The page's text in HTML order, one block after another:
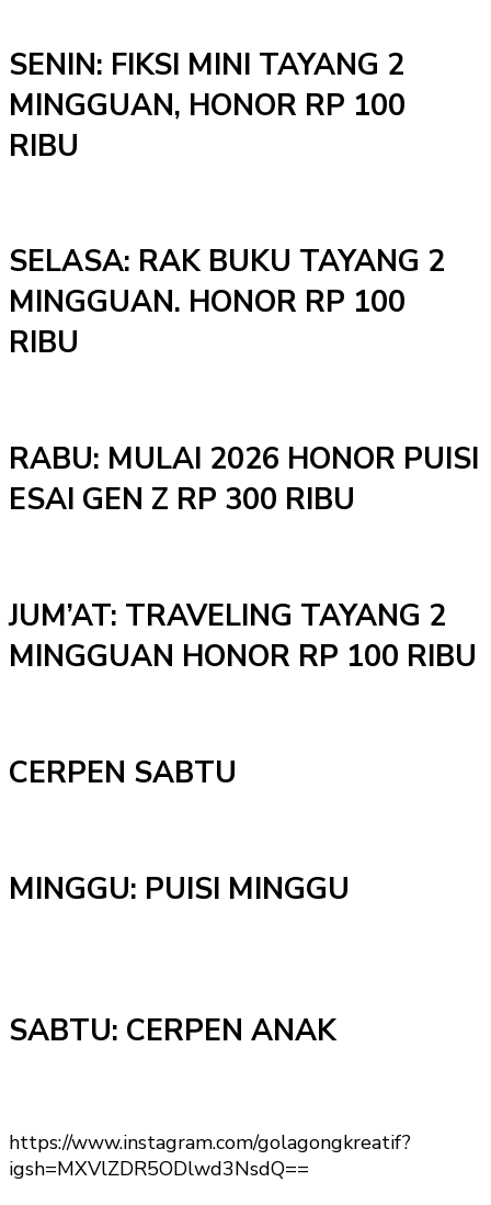
SENIN: FIKSI MINI TAYANG 2
MINGGUAN, HONOR RP 100
RIBU
SELASA: RAK BUKU TAYANG 2
MINGGUAN. HONOR RP 100
RIBU
RABU: MULAI 2026 HONOR PUISI
ESAI GEN Z RP 300 RIBU
JUM’AT: TRAVELING TAYANG 2
MINGGUAN HONOR RP 100 RIBU
CERPEN SABTU
MINGGU: PUISI MINGGU
SABTU: CERPEN ANAK
https://www.instagram.com/golagongkreatif?
igsh=MXVlZDR5ODlwd3NsdQ==